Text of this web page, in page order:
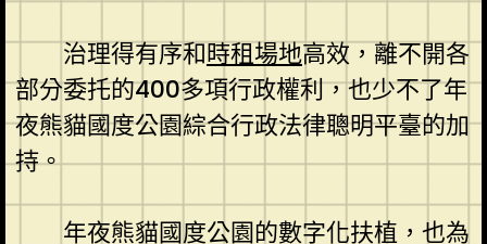
治理得有序和時租場地高效，離不開各
部分委托的400多項行政權利，也少不了年
夜熊貓國度公園綜合行政法律聰明平臺的加
持。
年夜熊貓國度公園的數字化扶植，也為